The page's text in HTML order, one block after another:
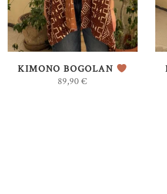
KIMONO BOGOLAN
89,90€